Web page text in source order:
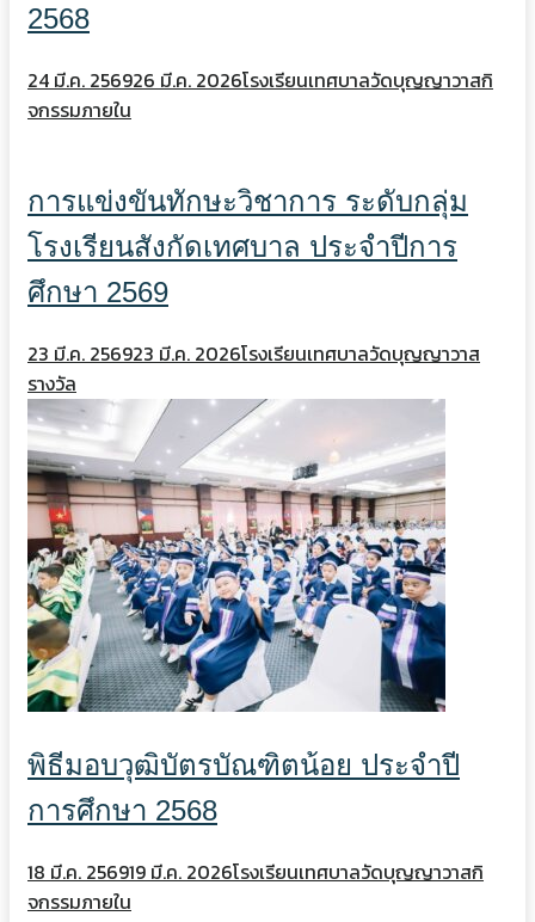
2568
24 มี.ค. 256926 มี.ค. 2026โรงเรียนเทศบาลวัดบุญญาวาสกิ
จกรรมภายใน
การแข่งขันทักษะวิชาการ ระดับกลุ่ม
โรงเรียนสังกัดเทศบาล ประจำปีการ
ศึกษา 2569
23 มี.ค. 256923 มี.ค. 2026โรงเรียนเทศบาลวัดบุญญาวาส
รางวัล
พิธีมอบวุฒิบัตรบัณฑิตน้อย ประจำปี
การศึกษา 2568
18 มี.ค. 256919 มี.ค. 2026โรงเรียนเทศบาลวัดบุญญาวาสกิ
จกรรมภายใน